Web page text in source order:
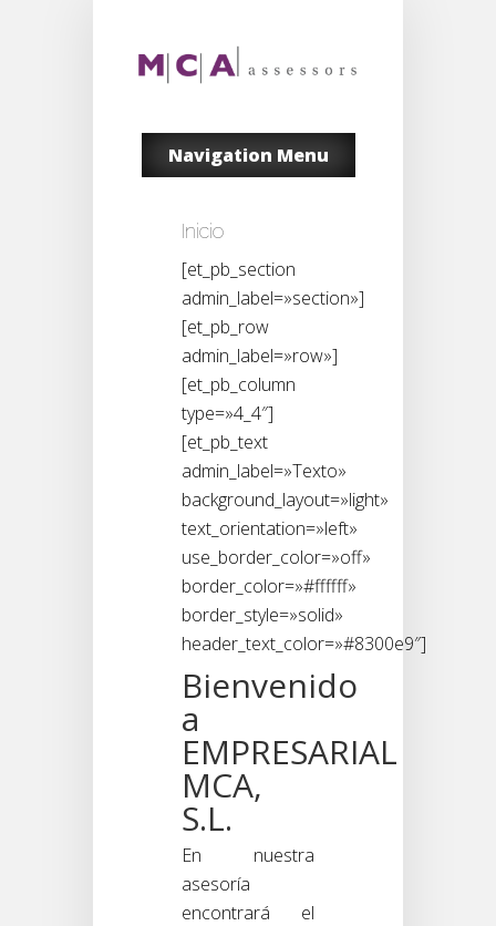
Navigation Menu
Inicio
[et_pb_section
admin_label=»section»]
[et_pb_row
admin_label=»row»]
[et_pb_column
type=»4_4″]
[et_pb_text
admin_label=»Texto»
background_layout=»light»
text_orientation=»left»
use_border_color=»off»
border_color=»#ffffff»
border_style=»solid»
header_text_color=»#8300e9″]
Bienvenido
a
EMPRESARIAL
MCA,
S.L.
En nuestra
asesoría
encontrará el